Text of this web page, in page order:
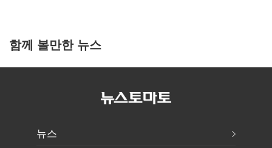
함께 볼만한 뉴스
뉴스